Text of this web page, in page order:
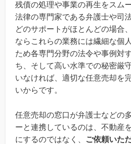
残債の処理や事業の再生をスム
法律の専門家である弁護士や司
どのサポートがほとんどの場合
ならこれらの業務には繊細な個
ため各専門分野の法令や事例対
ち、そして高い水準での秘密厳
いなければ、適切な任意売却を
いからです。
任意売却の窓口が弁護士などの
ーと連携しているのは、不動産
にするのではなく、
ご依頼いた